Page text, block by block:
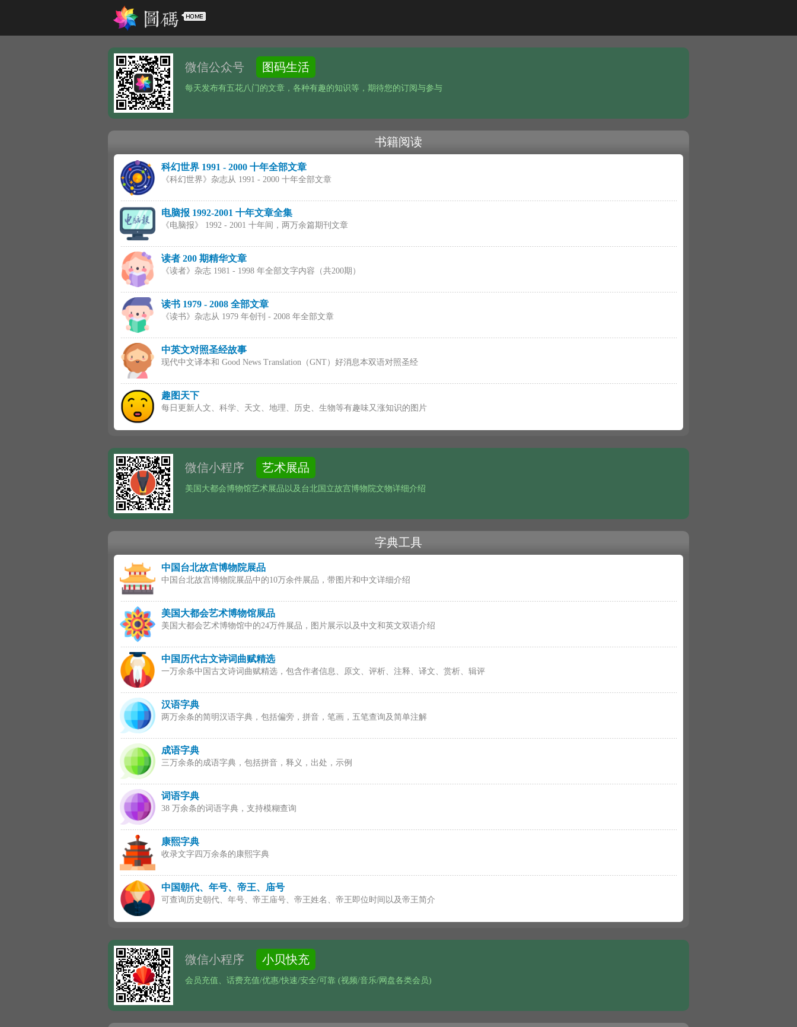
微信公众号 图码生活
每天发布有五花八门的文章，各种有趣的知识等，期待您的订阅与参与
书籍阅读
科幻世界 1991 - 2000 十年全部文章
《科幻世界》杂志从 1991 - 2000 十年全部文章
电脑报 1992-2001 十年文章全集
《电脑报》 1992 - 2001 十年间，两万余篇期刊文章
读者 200 期精华文章
《读者》杂志 1981 - 1998 年全部文字内容（共200期）
读书 1979 - 2008 全部文章
《读书》杂志从 1979 年创刊 - 2008 年全部文章
中英文对照圣经故事
现代中文译本和 Good News Translation（GNT）好消息本双语对照圣经
趣图天下
每日更新人文、科学、天文、地理、历史、生物等有趣味又涨知识的图片
微信小程序 艺术展品
美国大都会博物馆艺术展品以及台北国立故宫博物院文物详细介绍
字典工具
中国台北故宫博物院展品
中国台北故宫博物院展品中的10万余件展品，带图片和中文详细介绍
美国大都会艺术博物馆展品
美国大都会艺术博物馆中的24万件展品，图片展示以及中文和英文双语介绍
中国历代古文诗词曲赋精选
一万余条中国古文诗词曲赋精选，包含作者信息、原文、评析、注释、译文、赏析、辑评
汉语字典
两万余条的简明汉语字典，包括偏旁，拼音，笔画，五笔查询及简单注解
成语字典
三万余条的成语字典，包括拼音，释义，出处，示例
词语字典
38 万余条的词语字典，支持模糊查询
康熙字典
收录文字四万余条的康熙字典
中国朝代、年号、帝王、庙号
可查询历史朝代、年号、帝王庙号、帝王姓名、帝王即位时间以及帝王简介
微信小程序 小贝快充
会员充值、话费充值/优惠/快速/安全/可靠 (视频/音乐/网盘各类会员)